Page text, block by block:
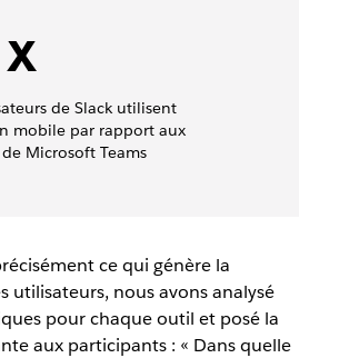
de Slack utilisent
mobile par rapport aux
Microsoft Teams
ce qui génère la
utilisateurs, nous avons analysé
pour chaque outil et posé la
aux participants : « Dans quelle